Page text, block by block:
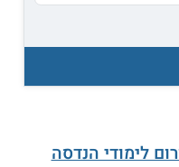
לימודי הנדסה